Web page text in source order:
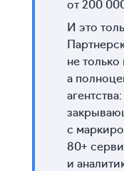
от 200
И это
не
а
с
80+
и